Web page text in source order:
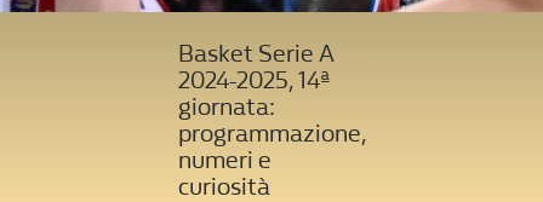
Basket Serie A
2024-2025, 14ª
giornata:
programmazione,
numeri e
curiosità